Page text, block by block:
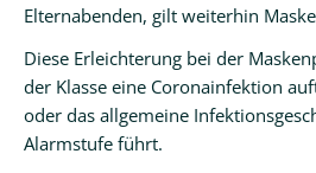
Elternabenden, gilt weiterhin
Diese Erleichterung bei der
der Klasse eine Coronainfektion
oder das allgemeine
Alarmstufe führt.